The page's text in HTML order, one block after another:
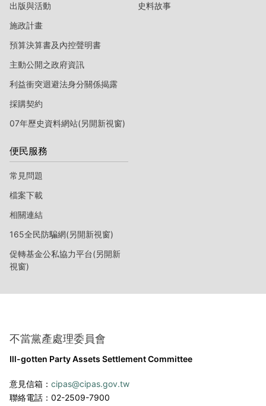
出版與活動
施政計畫
預算決算書及內控聲明書
主動公開之政府資訊
利益衝突迴避法身分關係揭露
採購契約
07年歷史資料網站(另開新視窗)
史料故事
便民服務
常見問題
檔案下載
相關連結
165全民防騙網(另開新視窗)
促轉基金公私協力平台(另開新
視窗)
不當黨產處理委員會
Ill-gotten Party Assets Settlement Committee
意見信箱： cipas@cipas.gov.tw
聯絡電話：02-2509-7900